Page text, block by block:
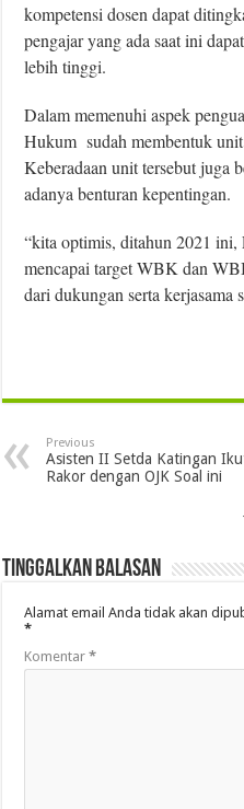
kompetensi dosen dapat
pengajar yang ada saat ini
lebih tinggi.
Dalam memenuhi aspek
Hukum sudah membentuk
Keberadaan unit tersebut juga
adanya benturan kepentingan.
“kita optimis, ditahun 2021 ini,
mencapai target WBK dan
dari dukungan serta kerjasama
Previous
Asisten II Setda Katingan
Rakor dengan OJK Soal ini
Tinggalkan Balasan
Alamat email Anda tidak akan
*
Komentar*